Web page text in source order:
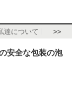
達について >>
安全な包装の泡